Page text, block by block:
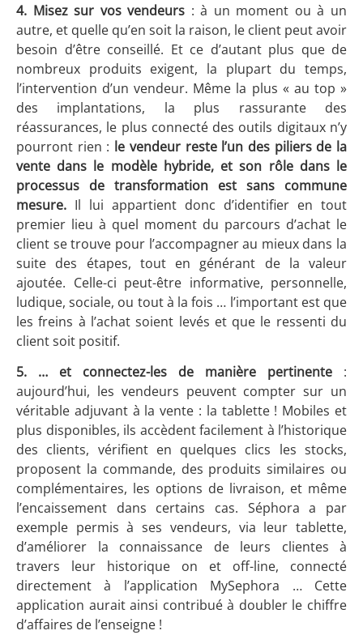
4. Misez sur vos vendeurs : à un moment ou à un
autre, et quelle qu’en soit la raison, le client peut avoir
besoin d’être conseillé. Et ce d’autant plus que de
nombreux produits exigent, la plupart du temps,
l’intervention d’un vendeur. Même la plus « au top »
des implantations, la plus rassurante des
réassurances, le plus connecté des outils digitaux n’y
pourront rien : le vendeur reste l’un des piliers de la
vente dans le modèle hybride, et son rôle dans le
processus de transformation est sans commune
mesure. Il lui appartient donc d’identifier en tout
premier lieu à quel moment du parcours d’achat le
client se trouve pour l’accompagner au mieux dans la
suite des étapes, tout en générant de la valeur
ajoutée. Celle-ci peut-être informative, personnelle,
ludique, sociale, ou tout à la fois … l’important est que
les freins à l’achat soient levés et que le ressenti du
client soit positif.
5. … et connectez-les
de manière pertinente :
aujourd’hui, les vendeurs peuvent compter sur un
véritable adjuvant à la vente : la tablette ! Mobiles et
plus disponibles, ils accèdent facilement à l’historique
des clients, vérifient en quelques clics les stocks,
proposent la commande, des produits similaires ou
complémentaires, les options de livraison, et même
l’encaissement dans certains cas. Séphora a par
exemple permis à ses vendeurs, via leur tablette,
d’améliorer la connaissance de leurs clientes à
travers leur historique on et off-line, connecté
directement à l’application MySephora … Cette
application aurait ainsi contribué à doubler le chiffre
d’affaires de l’enseigne !